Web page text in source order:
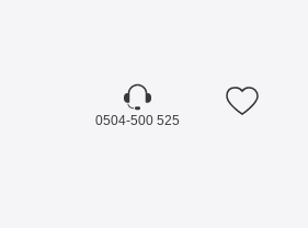
0504-500 525
Mina favoriter